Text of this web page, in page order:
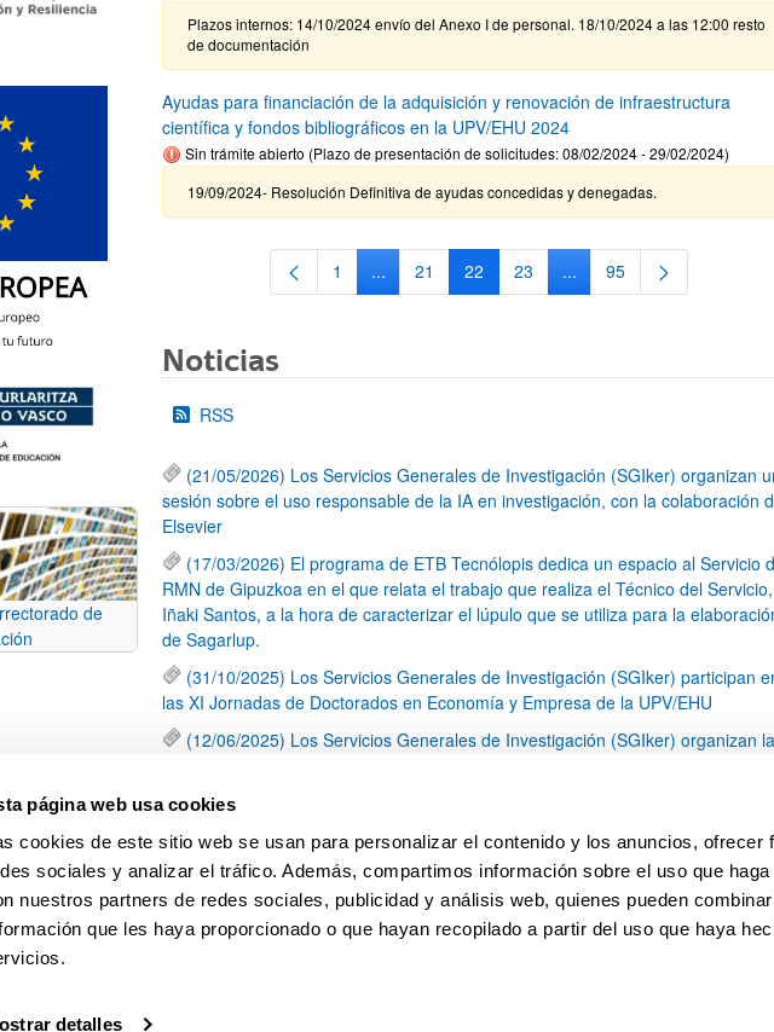
página web usa cookies
cookies de este sitio web se usan para personalizar el contenido y los anuncios, ofrecer
sociales y analizar el tráfico. Además, compartimos información sobre el uso que
nuestros partners de redes sociales, publicidad y análisis web, quienes pueden
que les haya proporcionado o que hayan recopilado a partir del uso que haya
detalles
de
Plazos internos: 14/10/2024 envío del Anexo I de personal. 18/10/2024 a las 12:00 resto
de documentación
Ayudas para financiación de la adquisición y renovación de infraestructura
científica y fondos bibliográficos en la UPV/EHU 2024
Sin trámite abierto (Plazo de presentación de solicitudes: 08/02/2024 - 29/02/2024)
19/09/2024- Resolución Definitiva de ayudas concedidas y denegadas.
Página
1 ...Páginas intermedias Use TAB para desplazarse.
Página
21 Página
22 Página
23 ...Páginas intermedias Use
Página
95
Noticias
RSS
(21/05/2026) Los Servicios Generales de Investigación (SGIker) organizan
sesión sobre el uso responsable de la IA en investigación, con la colaboración
Elsevier
(17/03/2026) El programa de ETB Tecnólopis dedica un espacio al Servicio
RMN de Gipuzkoa en el que relata el trabajo que realiza el Técnico del Servicio,
Iñaki Santos, a la hora de caracterizar el lúpulo que se utiliza para la
de Sagarlup.
(31/10/2025) Los Servicios Generales de Investigación (SGIker) participan
las XI Jornadas de Doctorados en Economía y Empresa de la UPV/EHU
(12/06/2025) Los Servicios Generales de Investigación (SGIker) organizan la
una caracterización química de dos variedades de lúpulo silvestre
Página
1 Página
2 Página
3 ...
Páginas intermedias Use TAB
Página
79